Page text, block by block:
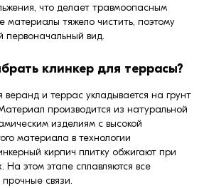
что делает травмоопасным
тяжело чистить, поэтому
первоначальный вид.
клинкер для террасы?
веранд и террас укладывается на грунт
производится из натуральной
изделиям с высокой
материала в технологии
кирпич плитку обжигают при
На этом этапе сплавляются все
связи.